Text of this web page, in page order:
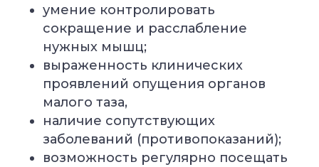
умение контролировать
сокращение и расслабление
нужных мышц;
выраженность клинических
проявлений опущения органов
малого таза,
наличие сопутствующих
заболеваний (противопоказаний);
возможность регулярно посещать
Смотреть все курсы